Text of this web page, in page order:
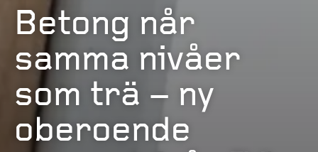
Betong når
samma nivåer
som trä – ny
oberoende